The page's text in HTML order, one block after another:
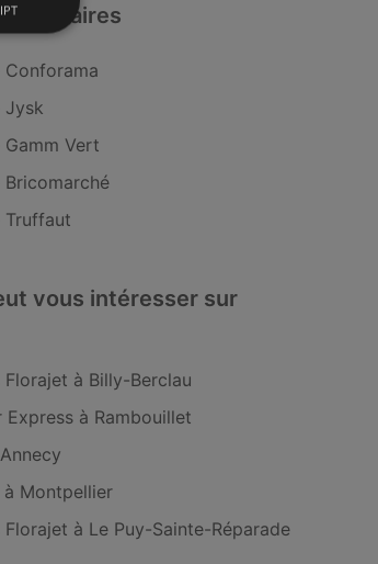
similaires
Jysk
Vert
Truffaut
vous intéresser sur
Florajet à Billy-Berclau
Express à Rambouillet
à Montpellier
Florajet à Le Puy-Sainte-Réparade